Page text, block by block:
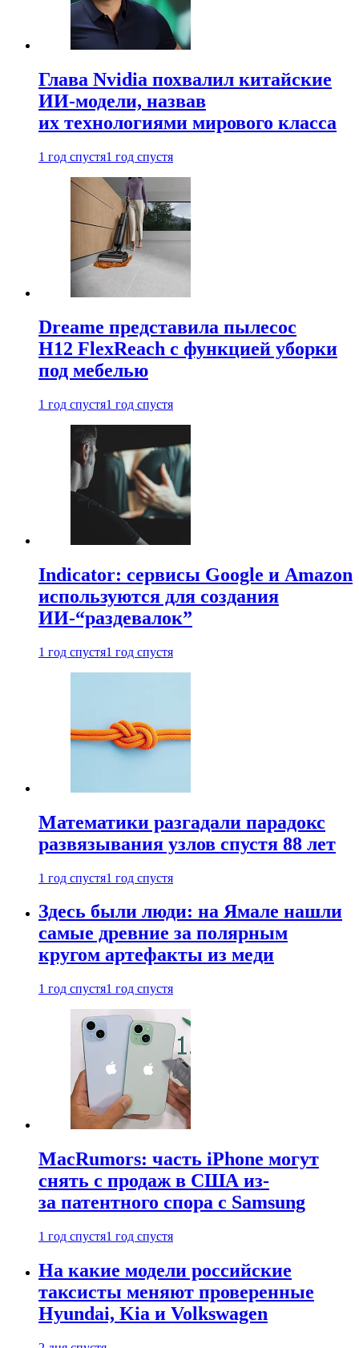
Глава Nvidia похвалил китайские
ИИ-модели, назвав
их технологиями мирового класса
1 год спустя1 год спустя
Dreame представила пылесос
H12 FlexReach с функцией уборки
под мебелью
1 год спустя1 год спустя
Indicator: сервисы Google и Amazon
используются для создания
ИИ-“раздевалок”
1 год спустя1 год спустя
Математики разгадали парадокс
развязывания узлов спустя 88 лет
1 год спустя1 год спустя
Здесь были люди: на Ямале нашли
самые древние за полярным
кругом артефакты из меди
1 год спустя1 год спустя
MacRumors: часть iPhone могут
снять с продаж в США из-
за патентного спора с Samsung
1 год спустя1 год спустя
На какие модели российские
таксисты меняют проверенные
Hyundai, Kia и Volkswagen